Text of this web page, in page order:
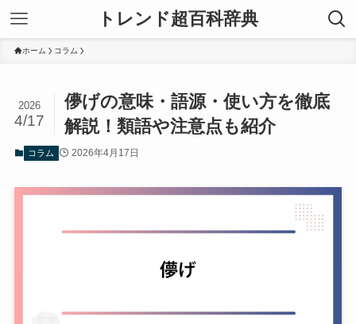
トレンド超百科辞典
ホーム コラム
儚げの意味・語源・使い方を徹底
解説！類語や注意点も紹介
2026
4/17
コラム 2026年4月17日